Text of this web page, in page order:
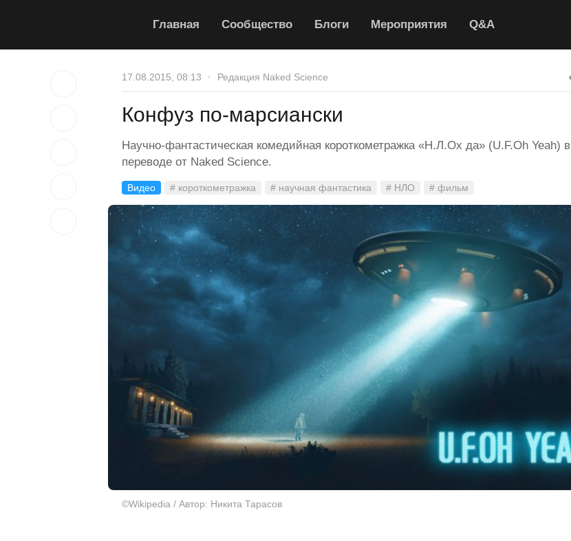
Главная Сообщество Блоги Мероприятия Q&A
17.08.2015, 08:13 Редакция Naked Science
Конфуз по-марсиански
Научно-фантастическая комедийная короткометражка «Н.Л.Ох да» (U.F.Oh Yeah) в
переводе от Naked Science.
Видео # короткометражка # научная фантастика # НЛО # фильм
©Wikipedia / Автор: Никита Тарасов